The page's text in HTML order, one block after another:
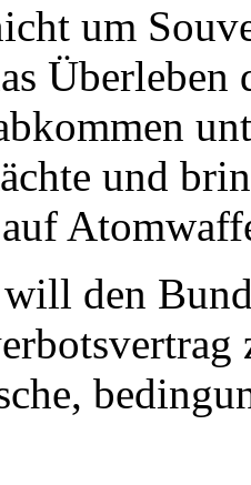
um
Überleben
und
den